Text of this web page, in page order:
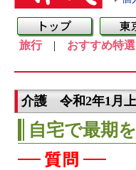
旅行| おすすめ特
介護 令和2年1月
自宅で最期